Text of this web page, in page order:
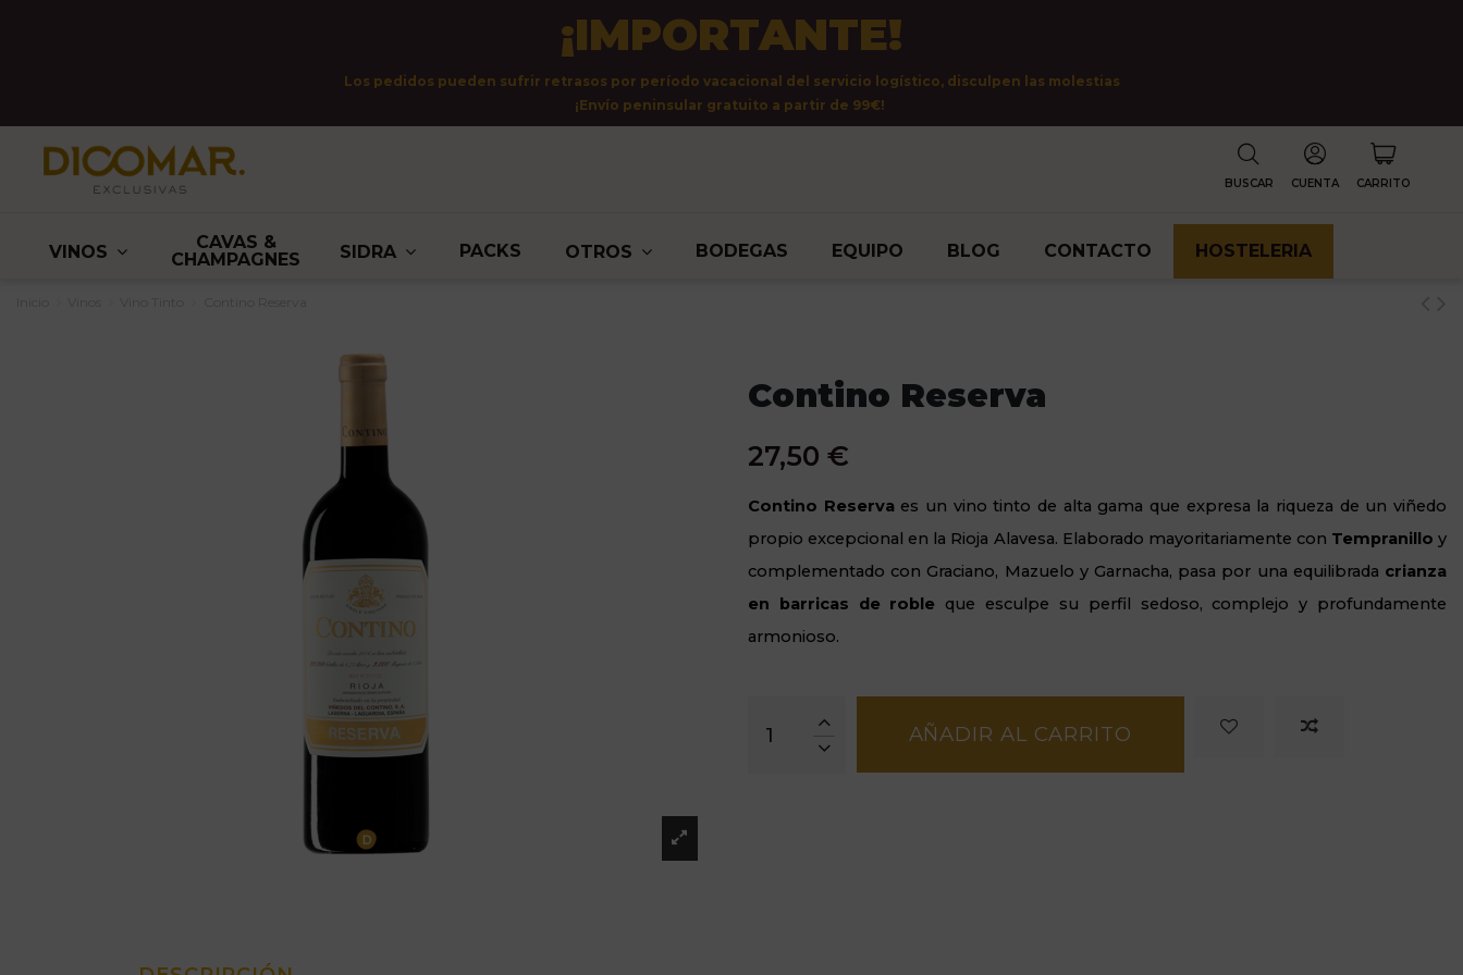
¡IMPORTANTE!
Los pedidos pueden sufrir retrasos por período vacacional del servicio logístico, disculpen las molestias
¡Envío peninsular gratuito a partir de 99€!
BUSCAR CUENTA CARRITO
VINOS
CAVAS &
CHAMPAGNES
SIDRA PACKS OTROS BODEGAS EQUIPO BLOG CONTACTO HOSTELERIA
Contino Reserva
27,50 €
Contino Reservaes un vino tinto de alta gama que expresa la riqueza de un viñedo
propio excepcional en la Rioja Alavesa. Elaborado mayoritariamente con Tempranillo y
complementado con Graciano, Mazuelo y Garnacha, pasa por una equilibrada crianza
en barricas de roble que esculpe su perfil sedoso, complejo y profundamente
armonioso.
AÑADIR AL CARRITO